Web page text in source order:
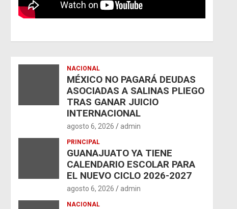
NACIONAL
MÉXICO NO PAGARÁ DEUDAS
ASOCIADAS A SALINAS PLIEGO
TRAS GANAR JUICIO
INTERNACIONAL
agosto 6, 2026 admin
PRINCIPAL
GUANAJUATO YA TIENE
CALENDARIO ESCOLAR PARA
EL NUEVO CICLO 2026-2027
agosto 6, 2026 admin
NACIONAL